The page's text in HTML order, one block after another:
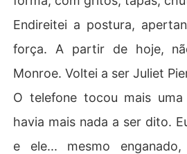
descobrir:
Se isso seria um pesadelo... ou a
minha vida."
​​Endireitei a postura,
força. A partir de hoje,
Monroe. Voltei a ser Juliet
​O telefone tocou mais
havia mais nada a ser dito.
e ele... mesmo enganado,